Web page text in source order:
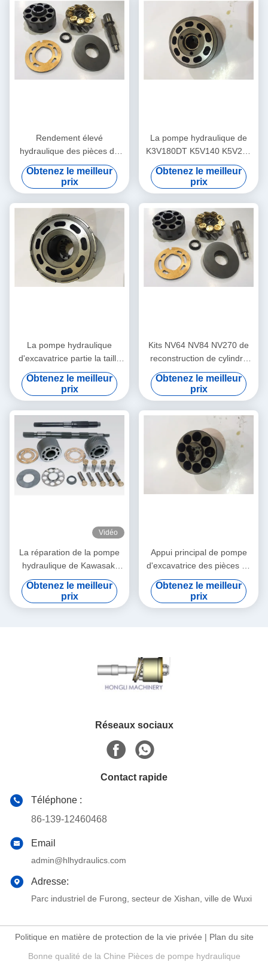
Rendement élevé
hydraulique des pièces de
rechange K3SP36C
K3V63BDT K3V140DT de
pompe de longue durée
Obtenez le meilleur
prix
La pompe hydraulique de
K3V180DT K5V140 K5V200
Kawasaki partie des biens
de longue durée
Obtenez le meilleur
prix
La pompe hydraulique
d'excavatrice partie la taille
multi Foundable de NX 15
NX45 KVC925 KVC930
Obtenez le meilleur
prix
Kits NV64 NV84 NV270 de
reconstruction de cylindre
hydraulique/kits de
réparation cylindre de
l'hydraulique
Obtenez le meilleur
prix
Vidéo
La réparation de la pompe
hydraulique de Kawasaki
partie/du plateau oscillant
haute performance
Obtenez le meilleur
prix
Appui principal de pompe
d'excavatrice des pièces de
réparation de pompe
hydraulique de K3SP36B
K3SP36C 8T
Obtenez le meilleur
prix
Réseaux sociaux
Contact rapide
Téléphone :
86-139-12460468
Email
admin@hlhydraulics.com
Adresse:
Parc industriel de Furong, secteur de Xishan, ville de Wuxi
Politique en matière de protection de la vie privée | Plan du site
Bonne qualité de la Chine Pièces de pompe hydraulique